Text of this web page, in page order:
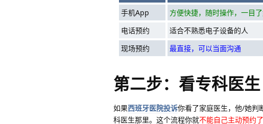
手机App
方便快捷，随时操作，一目
电话预约
适合不熟悉电子设备的人
现场预约
最直接，可以当面沟通
第二步：看专科医生
如果西班牙医院投诉你看了家庭医生，他/她判
科医生那里。这个流程你就不能自己主动预约了